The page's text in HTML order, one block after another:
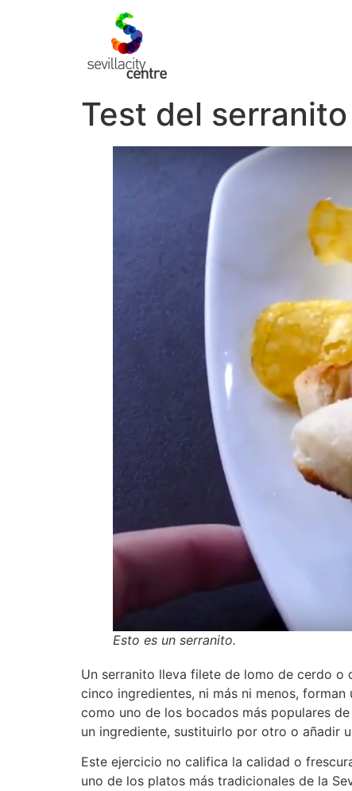
Test del serranito
Esto es un serranito.
Un serranito lleva filete de lomo de cerdo o
cinco ingredientes, ni más ni menos,
como uno de los bocados más populares
un ingrediente, sustituirlo por otro o añadir
Este ejercicio no califica la calidad o
uno de los platos más tradicionales de la